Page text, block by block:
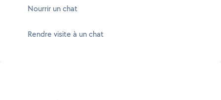
Nourrir un chat
Rendre visite à un chat